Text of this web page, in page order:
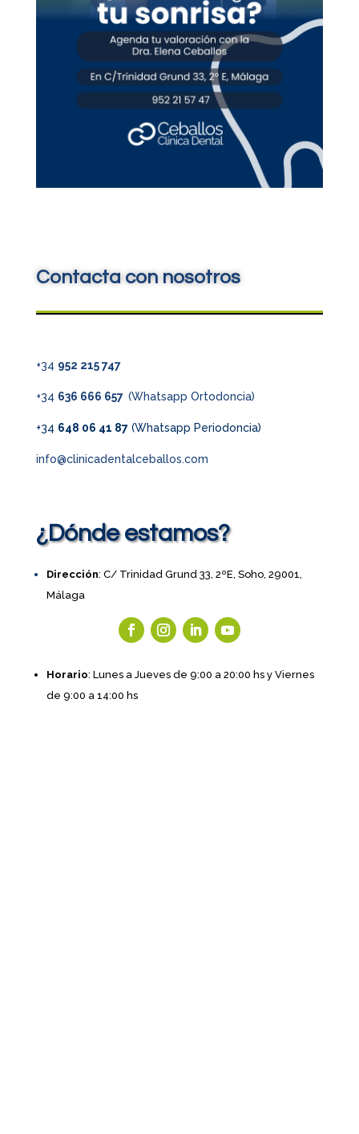
Contacta con nosotros
+34 952 215 747
+34 636 666 657 (Whatsapp Ortodoncia)
+34 648 06 41 87(Whatsapp Periodoncia)
info@clinicadentalceballos.com
¿Dónde estamos?
Dirección: C/ Trinidad Grund 33, 2ºE, Soho, 29001,
Málaga
Horario: Lunes a Jueves de 9:00 a 20:00 hs y Viernes
de 9:00 a 14:00 hs